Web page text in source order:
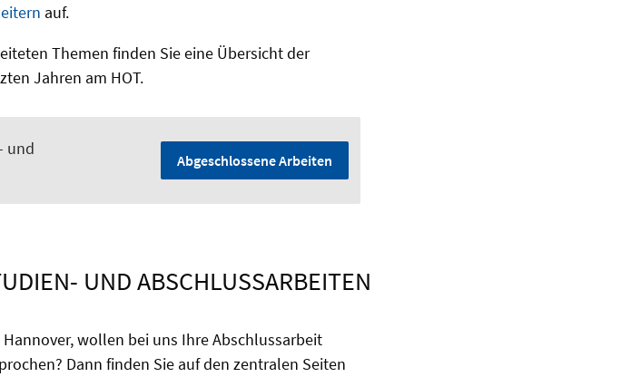
auf.
Themen finden Sie eine Übersicht der
Jahren am HOT.
und
Abgeschlossene Arbeiten
UND ABSCHLUSSARBEITEN
wollen bei uns Ihre Abschlussarbeit
Dann finden Sie auf den zentralen Seiten